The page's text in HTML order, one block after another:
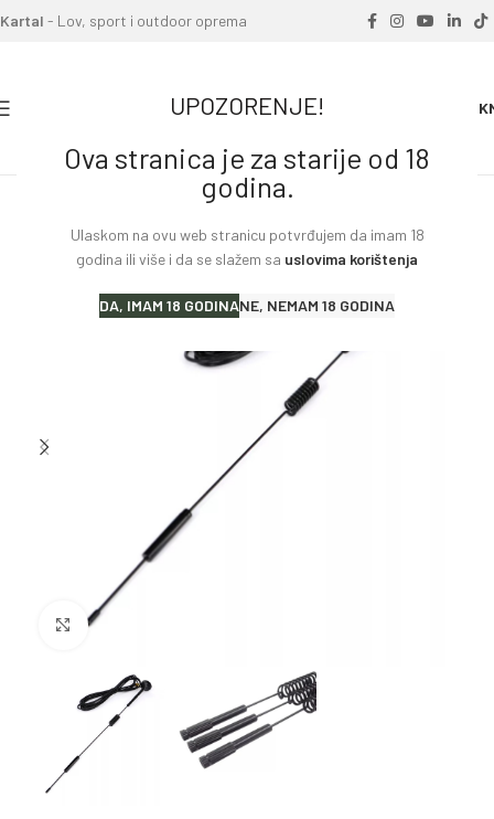
UPOZORENJE!
Ova stranica je za starije od 18
godina.
Ulaskom na ovu web stranicu potvrđujem da imam 18
godina ili više i da se slažem sa uslovima korištenja
DA, IMAM 18 GODINANE, NEMAM 18 GODINA
Kartal - Lov, sport i outdoor oprema
»Proizvodi »GARMIN Magnetna antena za ASTRO 220
Povećajte fotografiju